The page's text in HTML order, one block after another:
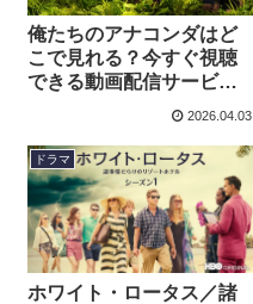
俺たちのアナコンダはど
こで見れる？今すぐ視聴
できる動画配信サービス
2026.04.03
ドラマ
ホワイト・ロータス／諸